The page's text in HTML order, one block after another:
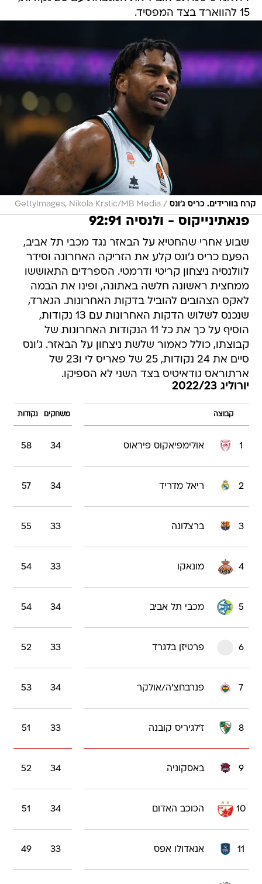
15 להווארד בצד המפסיד.
קרח בוורידים. כריס ג'ונס /
GettyImages, Nikola Krstic/MB Media
פנאתינייקוס - ולנסיה 92:91
שבוע אחרי שהחטיא על הבאזר נגד מכבי תל אביב,
הפעם כריס ג'ונס קלע את הזריקה האחרונה וסידר
לוולנסיה ניצחון קריטי ודרמטי. הספרדים התאוששו
ממחצית ראשונה חלשה באתונה, ופינו את הבמה
לאקס הצהובים להוביל בדקות האחרונות. הגארד,
שנכנס לשלוש הדקות האחרונות עם 13 נקודות,
הוסיף על כך את כל 11 הנקודות האחרונות של
קבוצתו, כולל כאמור שלשת ניצחון על הבאזר. ג'ונס
סיים את 24 נקודות, 25 של פאריס לי ו23 של
ארתוראס גודאיטיס בצד השני לא הספיקו.
יורוליג 2022/23
קבוצה משחקים נקודות
1 אולימפיאקוס פיראוס 34
58
2 ריאל מדריד 34
57
3 ברצלונה 33
55
4 מונאקו 33
54
5 מכבי תל אביב 34
54
6 פרטיזן בלגרד 33
52
7 פנרבחצ'ה/אולקר 34
53
8 ז'לגיריס קובנה 33
51
9 באסקוניה 34
52
10 הכוכב האדום 34
51
11 אנאדולו אפס 33
49